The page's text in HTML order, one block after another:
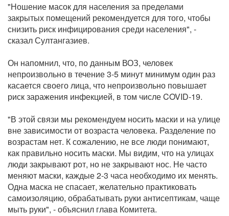
"Ношение масок для населения за пределами
закрытых помещений рекомендуется для того, чтобы
снизить риск инфицирования среди населения", -
сказал Султангазиев.
Он напомнил, что, по данным ВОЗ, человек
непроизвольно в течение 3-5 минут минимум один раз
касается своего лица, что непроизвольно повышает
риск заражения инфекцией, в том числе COVID-19.
"В этой связи мы рекомендуем носить маски и на улице
вне зависимости от возраста человека. Разделение по
возрастам нет. К сожалению, не все люди понимают,
как правильно носить маски. Мы видим, что на улицах
люди закрывают рот, но не закрывают нос. Не часто
меняют маски, каждые 2-3 часа необходимо их менять.
Одна маска не спасает, желательно практиковать
самоизоляцию, обрабатывать руки антисептикам, чаще
мыть руки", - объяснил глава Комитета.